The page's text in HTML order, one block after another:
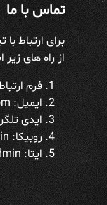
تماس با ما
برای ارتباط
از راه های زیر
فرم
ایمیل: datakadeh@gmail.com
ایدی
روبیکا: datakadeh_admin
ایتا: datakadeh_admin